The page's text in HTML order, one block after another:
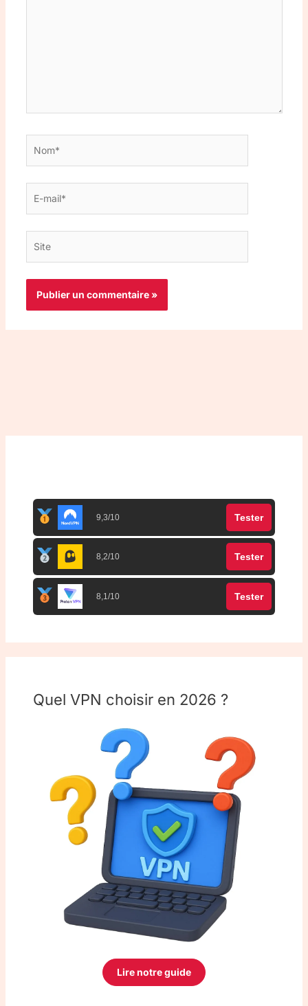
mail*
9,3/10 Tester
8,2/10 Tester
8,1/10 Tester
Quel VPN choisir en 2026 ?
Lire notre guide